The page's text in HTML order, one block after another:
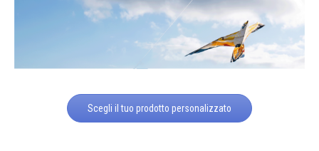
Scegli il tuo prodotto personalizzato